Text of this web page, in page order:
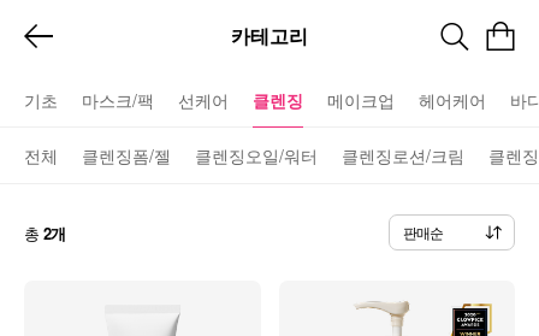
카테고리
기초 마스크/팩 선케어 클렌징 메이크업 헤어케어 바
전체 클렌징폼/젤 클렌징오일/워터 클렌징로션/크림 클렌
총 2개 판매순